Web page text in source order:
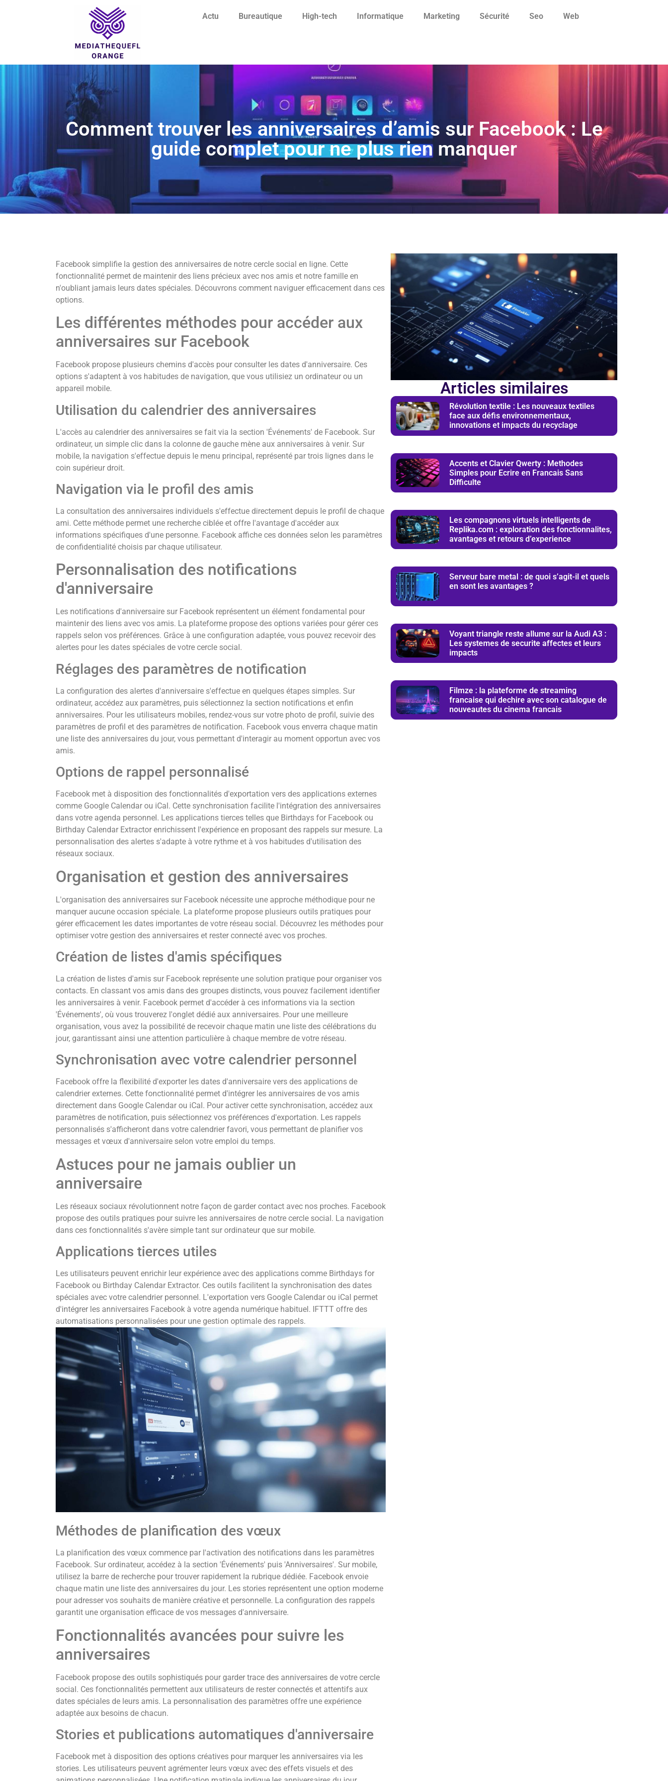
Actu Bureautique High-tech Informatique Marketing Sécurité Seo Web
Comment trouver les anniversaires d’amis sur Facebook : Le
guide complet pour ne plus rien manquer
Facebook simplifie la gestion des anniversaires de notre cercle social en ligne. Cette
fonctionnalité permet de maintenir des liens précieux avec nos amis et notre famille en
n'oubliant jamais leurs dates spéciales. Découvrons comment naviguer efficacement dans ces
options.
Les différentes méthodes pour accéder aux
anniversaires sur Facebook
Facebook propose plusieurs chemins d'accès pour consulter les dates d'anniversaire. Ces
options s'adaptent à vos habitudes de navigation, que vous utilisiez un ordinateur ou un
appareil mobile.
Utilisation du calendrier des anniversaires
L'accès au calendrier des anniversaires se fait via la section 'Événements' de Facebook. Sur
ordinateur, un simple clic dans la colonne de gauche mène aux anniversaires à venir. Sur
mobile, la navigation s'effectue depuis le menu principal, représenté par trois lignes dans le
coin supérieur droit.
Navigation via le profil des amis
La consultation des anniversaires individuels s'effectue directement depuis le profil de chaque
ami. Cette méthode permet une recherche ciblée et offre l'avantage d'accéder aux
informations spécifiques d'une personne. Facebook affiche ces données selon les paramètres
de confidentialité choisis par chaque utilisateur.
Personnalisation des notifications
d'anniversaire
Les notifications d'anniversaire sur Facebook représentent un élément fondamental pour
maintenir des liens avec vos amis. La plateforme propose des options variées pour gérer ces
rappels selon vos préférences. Grâce à une configuration adaptée, vous pouvez recevoir des
alertes pour les dates spéciales de votre cercle social.
Réglages des paramètres de notification
La configuration des alertes d'anniversaire s'effectue en quelques étapes simples. Sur
ordinateur, accédez aux paramètres, puis sélectionnez la section notifications et enfin
anniversaires. Pour les utilisateurs mobiles, rendez-vous sur votre photo de profil, suivie des
paramètres de profil et des paramètres de notification. Facebook vous enverra chaque matin
une liste des anniversaires du jour, vous permettant d'interagir au moment opportun avec vos
amis.
Options de rappel personnalisé
Facebook met à disposition des fonctionnalités d'exportation vers des applications externes
comme Google Calendar ou iCal. Cette synchronisation facilite l'intégration des anniversaires
dans votre agenda personnel. Les applications tierces telles que Birthdays for Facebook ou
Birthday Calendar Extractor enrichissent l'expérience en proposant des rappels sur mesure. La
personnalisation des alertes s'adapte à votre rythme et à vos habitudes d'utilisation des
réseaux sociaux.
Organisation et gestion des anniversaires
L'organisation des anniversaires sur Facebook nécessite une approche méthodique pour ne
manquer aucune occasion spéciale. La plateforme propose plusieurs outils pratiques pour
gérer efficacement les dates importantes de votre réseau social. Découvrez les méthodes pour
optimiser votre gestion des anniversaires et rester connecté avec vos proches.
Création de listes d'amis spécifiques
La création de listes d'amis sur Facebook représente une solution pratique pour organiser vos
contacts. En classant vos amis dans des groupes distincts, vous pouvez facilement identifier
les anniversaires à venir. Facebook permet d'accéder à ces informations via la section
'Événements', où vous trouverez l'onglet dédié aux anniversaires. Pour une meilleure
organisation, vous avez la possibilité de recevoir chaque matin une liste des célébrations du
jour, garantissant ainsi une attention particulière à chaque membre de votre réseau.
Synchronisation avec votre calendrier personnel
Facebook offre la flexibilité d'exporter les dates d'anniversaire vers des applications de
calendrier externes. Cette fonctionnalité permet d'intégrer les anniversaires de vos amis
directement dans Google Calendar ou iCal. Pour activer cette synchronisation, accédez aux
paramètres de notification, puis sélectionnez vos préférences d'exportation. Les rappels
personnalisés s'afficheront dans votre calendrier favori, vous permettant de planifier vos
messages et vœux d'anniversaire selon votre emploi du temps.
Astuces pour ne jamais oublier un
anniversaire
Les réseaux sociaux révolutionnent notre façon de garder contact avec nos proches. Facebook
propose des outils pratiques pour suivre les anniversaires de notre cercle social. La navigation
dans ces fonctionnalités s'avère simple tant sur ordinateur que sur mobile.
Applications tierces utiles
Les utilisateurs peuvent enrichir leur expérience avec des applications comme Birthdays for
Facebook ou Birthday Calendar Extractor. Ces outils facilitent la synchronisation des dates
spéciales avec votre calendrier personnel. L'exportation vers Google Calendar ou iCal permet
d'intégrer les anniversaires Facebook à votre agenda numérique habituel. IFTTT offre des
automatisations personnalisées pour une gestion optimale des rappels.
Méthodes de planification des vœux
La planification des vœux commence par l'activation des notifications dans les paramètres
Facebook. Sur ordinateur, accédez à la section 'Événements' puis 'Anniversaires'. Sur mobile,
utilisez la barre de recherche pour trouver rapidement la rubrique dédiée. Facebook envoie
chaque matin une liste des anniversaires du jour. Les stories représentent une option moderne
pour adresser vos souhaits de manière créative et personnelle. La configuration des rappels
garantit une organisation efficace de vos messages d'anniversaire.
Fonctionnalités avancées pour suivre les
anniversaires
Facebook propose des outils sophistiqués pour garder trace des anniversaires de votre cercle
social. Ces fonctionnalités permettent aux utilisateurs de rester connectés et attentifs aux
dates spéciales de leurs amis. La personnalisation des paramètres offre une expérience
adaptée aux besoins de chacun.
Stories et publications automatiques d'anniversaire
Facebook met à disposition des options créatives pour marquer les anniversaires via les
stories. Les utilisateurs peuvent agrémenter leurs vœux avec des effets visuels et des
Articles similaires
Révolution textile : Les nouveaux textiles
face aux défis environnementaux,
innovations et impacts du recyclage
Accents et Clavier Qwerty : Methodes
Simples pour Ecrire en Francais Sans
Difficulte
Les compagnons virtuels intelligents de
Replika.com : exploration des fonctionnalites,
avantages et retours d’experience
Serveur bare metal : de quoi s’agit-il et quels
en sont les avantages ?
Voyant triangle reste allume sur la Audi A3 :
Les systemes de securite affectes et leurs
impacts
Filmze : la plateforme de streaming
francaise qui dechire avec son catalogue de
nouveautes du cinema francais